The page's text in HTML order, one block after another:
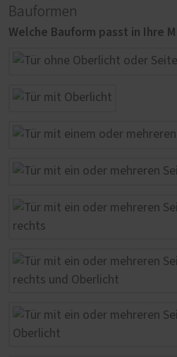
Bauformen
Welche Bauform passt in Ihre